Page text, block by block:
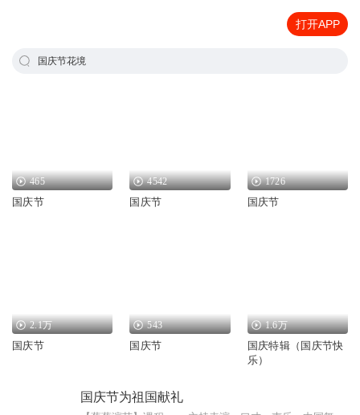
打开APP
国庆节花境
465
国庆节
4542
国庆节
1726
国庆节
2.1万
国庆节
543
国庆节
1.6万
国庆特辑（国庆节快
乐）
国庆节为祖国献礼